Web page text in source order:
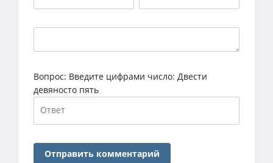
Вопрос: Введите цифрами число: Двести
девяносто пять
Отправить комментарий